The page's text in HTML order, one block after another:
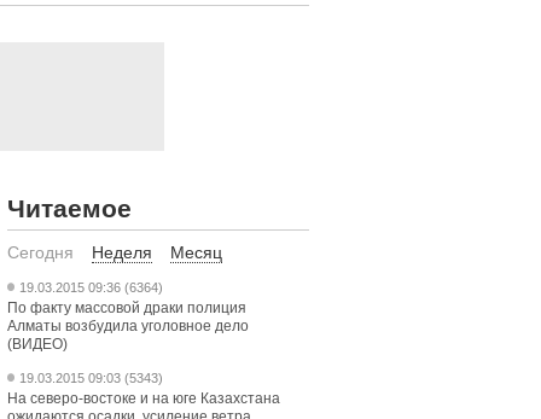
Читаемое
Сегодня Неделя Месяц
19.03.2015 09:36 (6364)
По факту массовой драки полиция
Алматы возбудила уголовное дело
(ВИДЕО)
19.03.2015 09:03 (5343)
На северо-востоке и на юге Казахстана